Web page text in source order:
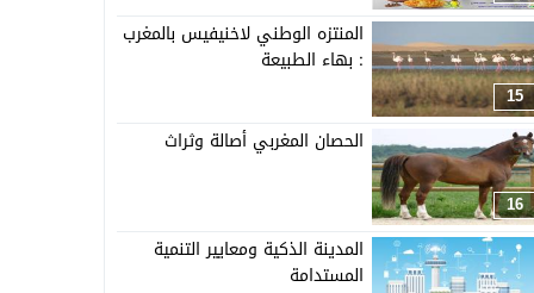
15
المنتزه الوطني لاخنيفيس بالمغرب
: بهاء الطبيعة
16
الحصان المغربي أصالة وثراث
المدينة الذكية ومعايير التنمية
المستدامة